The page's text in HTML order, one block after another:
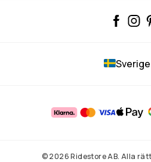
Sverige
© 2026 Ridestore AB. Alla